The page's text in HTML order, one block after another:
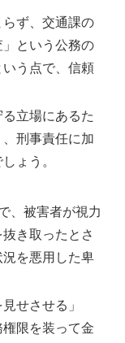
ず、交通課の
という公務の
う点で、信頼
立場にあるた
刑事責任に加
ょう。
、被害者が視力
き取ったとさ
を悪用した卑
せさせる」
権限を装って金